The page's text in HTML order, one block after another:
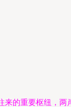
来的重要枢纽，